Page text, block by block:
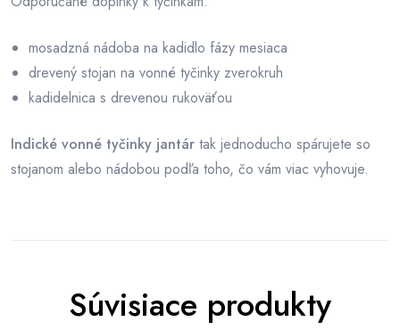
mosadzná nádoba na kadidlo fázy mesiaca
drevený stojan na vonné tyčinky zverokruh
kadidelnica s drevenou rukoväťou
Indické vonné tyčinky jantár tak jednoducho spárujete so
stojanom alebo nádobou podľa toho, čo vám viac vyhovuje.
Súvisiace produkty